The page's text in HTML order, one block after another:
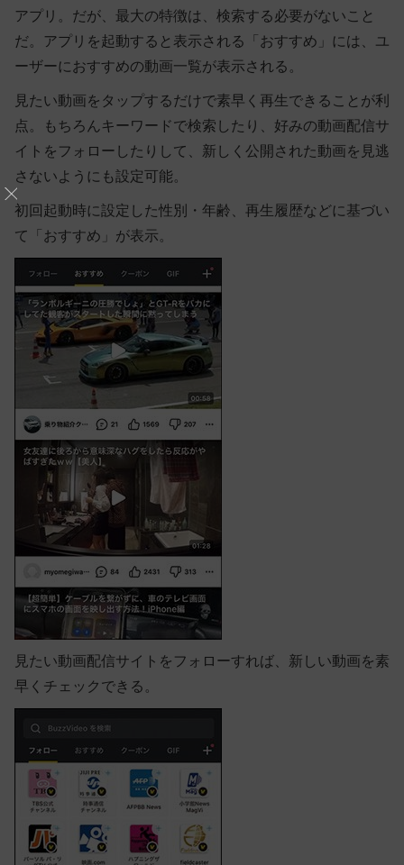
アプリ。だが、最大の特徴は、検索する必要がないこと
だ。アプリを起動すると表示される「おすすめ」には、ユ
ーザーにおすすめの動画一覧が表示される。
見たい動画をタップするだけで素早く再生できることが利
点。もちろんキーワードで検索したり、好みの動画配信サ
イトをフォローしたりして、新しく公開された動画を見逃
さないようにも設定可能。
初回起動時に設定した性別・年齢、再生履歴などに基づい
て「おすすめ」が表示。
見たい動画配信サイトをフォローすれば、新しい動画を素
早くチェックできる。